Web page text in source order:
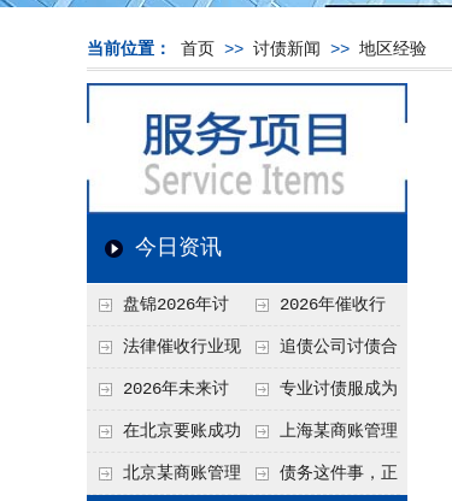
当前位置： 首页 >> 讨债新闻 >> 地区经验
今日资讯
盘锦2026年讨
债新趋势
2026年催收行
业发展现状、竞争格
局及未来趋势分析
法律催收行业现
状、合规痛点与未来
发展趋势深度解析
追债公司讨债合
法方法总结
2026年未来讨
债要账公司发展趋势
专业讨债服成为
2026年的发展趋势
在北京要账成功
率高吗？未来追账公
上海某商账管理
机构聚焦合规服务
北京某商账管理 债务这件事，正